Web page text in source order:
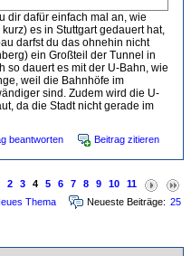
dir dafür einfach mal an, wie
es in Stuttgart gedauert hat,
darfst du das ohnehin nicht
ein Großteil der Tunnel in
so dauert es mit der U-Bahn, wie
weil die Bahnhöfe im
sind. Zudem wird die U-
da die Stadt nicht gerade im
beantworten Beitrag zitieren
2 3 4 5 6 7 8 9 10
11
Thema Neueste Beiträge: 25